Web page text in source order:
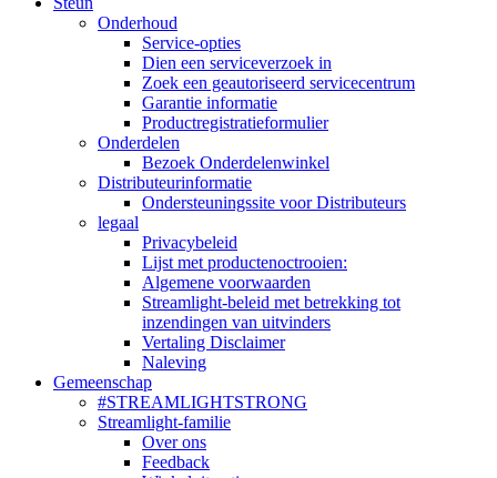
Onderhoud
Service-opties
Dien een serviceverzoek in
Zoek een geautoriseerd servicecentrum
Garantie informatie
Productregistratieformulier
Onderdelen
Bezoek Onderdelenwinkel
Distributeurinformatie
Ondersteuningssite voor Distributeurs
legaal
Privacybeleid
Lijst met productenoctrooien:
Algemene voorwaarden
Streamlight-beleid met betrekking tot
inzendingen van uitvinders
Vertaling Disclaimer
Naleving
Gemeenschap
#STREAMLIGHTSTRONG
Streamlight-familie
Over ons
Feedback